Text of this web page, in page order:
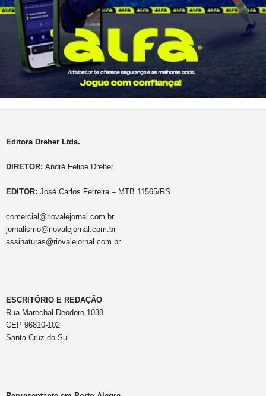
Editora Dreher Ltda.
DIRETOR: André Felipe Dreher
EDITOR: José Carlos Ferreira – MTB 11565/RS
comercial@riovalejornal.com.br
jornalismo@riovalejornal.com.br
assinaturas@riovalejornal.com.br
ESCRITÓRIO E REDAÇÃO
Rua Marechal Deodoro,1038
CEP 96810-102
Santa Cruz do Sul.